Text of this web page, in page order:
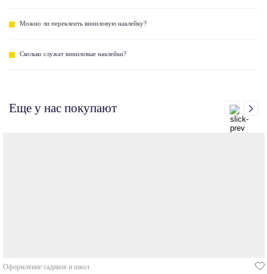
Можно ли переклеить виниловую наклейку?
Сколько служат виниловые наклейки?
Еще у нас покупают
Оформление садиков и школ